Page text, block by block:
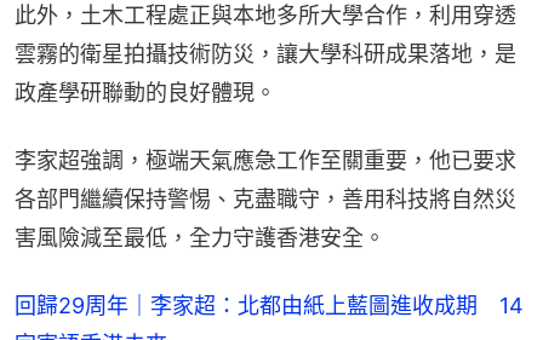
此外，土木工程處正與本地多所大學合作，利用穿透
雲霧的衛星拍攝技術防災，讓大學科研成果落地，是
政產學研聯動的良好體現。
李家超強調，極端天氣應急工作至關重要，他已要求
各部門繼續保持警惕、克盡職守，善用科技將自然災
害風險減至最低，全力守護香港安全。
回歸29周年｜李家超：北都由紙上藍圖進收成期 14